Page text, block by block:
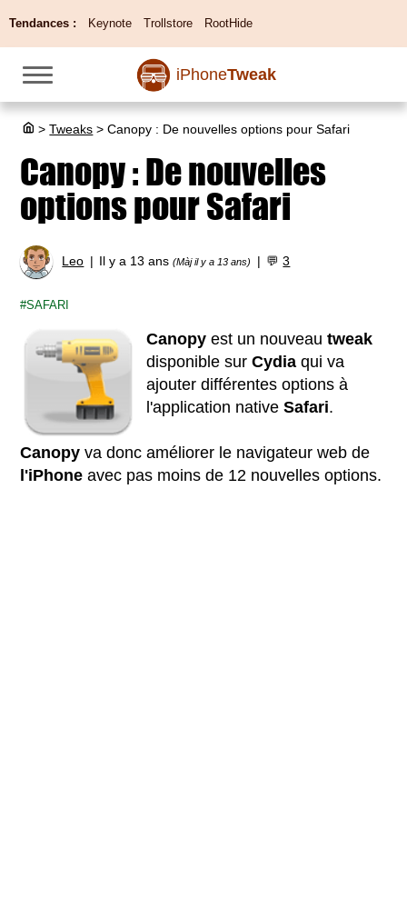
Tendances : Keynote Trollstore RootHide
iPhoneTweak
> Tweaks > Canopy : De nouvelles options pour Safari
Canopy : De nouvelles
options pour Safari
Leo Il y a 13 ans(Màj il y a 13 ans) 💬3
SAFARI
Canopy est un nouveautweak
disponible surCydia qui va
ajouter différentes options à
l'application nativeSafari.
Canopy va donc améliorer le navigateur web de
l'iPhone avec pas moins de 12 nouvelles options.